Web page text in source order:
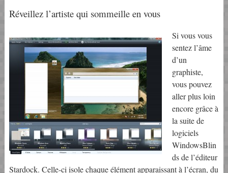
Réveillez l’artiste qui sommeille en vous
Si vous vous
sentez l’âme
d’un
graphiste,
vous pouvez
aller plus loin
encore grâce à
la suite de
logiciels
WindowsBlin
ds de l’éditeur
Stardock. Celle-ci isole chaque élément apparaissant à l’écran, du